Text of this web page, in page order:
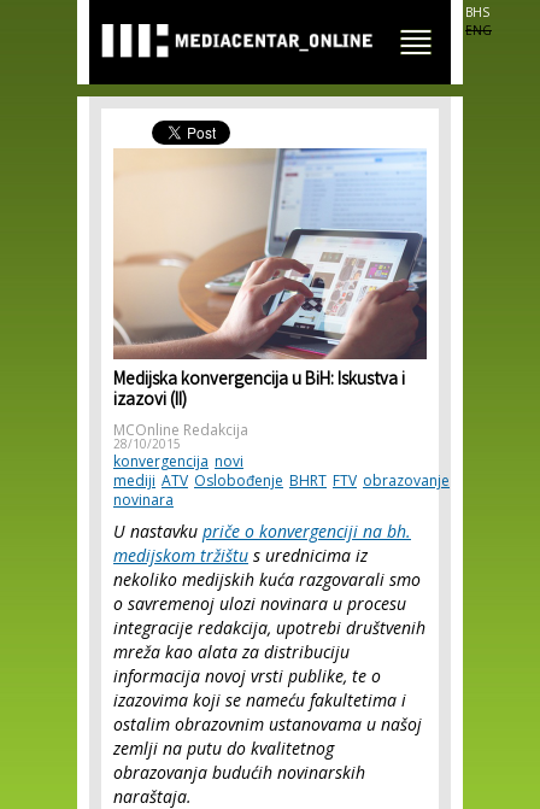
main
content
BHS
ENG
Medijska konvergencija u BiH: Iskustva i
izazovi (II)
MCOnline Redakcija
28/10/2015
konvergencija novi
mediji ATV Oslobođenje BHRT FTV obrazovanje
novinara
U nastavku priče o konvergenciji na bh.
medijskom tržištu s urednicima iz
nekoliko medijskih kuća razgovarali smo
o savremenoj ulozi novinara u procesu
integracije redakcija, upotrebi društvenih
mreža kao alata za distribuciju
informacija novoj vrsti publike, te o
izazovima koji se nameću fakultetima i
ostalim obrazovnim ustanovama u našoj
zemlji na putu do kvalitetnog
obrazovanja budućih novinarskih
naraštaja.